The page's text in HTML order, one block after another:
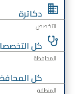
التخصص
المحافظة
المنطقة